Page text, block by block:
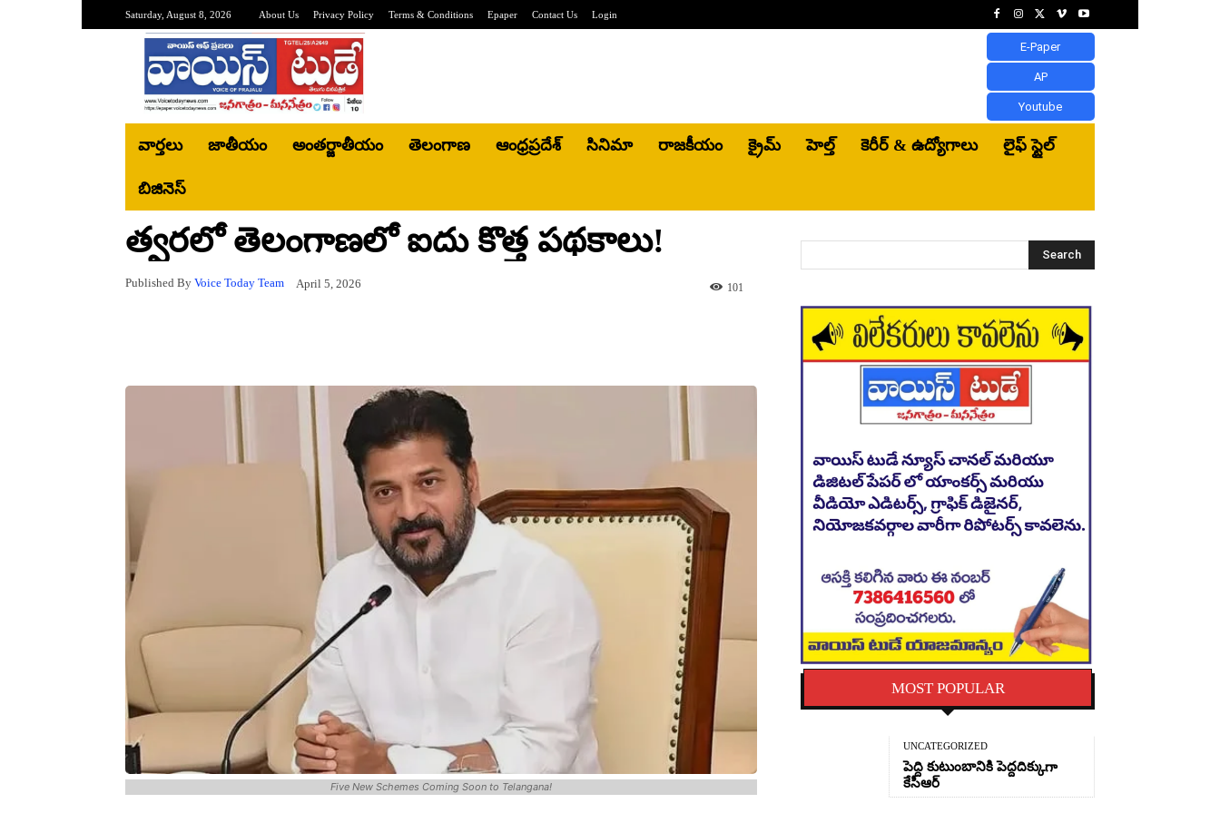
Saturday, August 8, 2026 About Us Privacy Policy Terms & Conditions Epaper Contact Us Login
E-Paper
AP
Youtube
వార్తలు జాతీయం అంతర్జాతీయం తెలంగాణ ఆంధ్రప్రదేశ్ సినిమా రాజకీయం క్రైమ్ హెల్త్‌ కెరీర్ & ఉద్యోగాలు లైఫ్ స్టైల్
బిజినెస్‌
త్వరలో తెలంగాణలో ఐదు కొత్త పథకాలు!
Published By Voice Today Team April 5, 2026 101
Five New Schemes Coming Soon to Telangana!
Search
MOST POPULAR
UNCATEGORIZED
పెద్ది కుటుంబానికి పెద్దదిక్కుగా
కేసీఆర్